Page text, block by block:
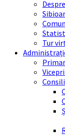
Tur
Primar